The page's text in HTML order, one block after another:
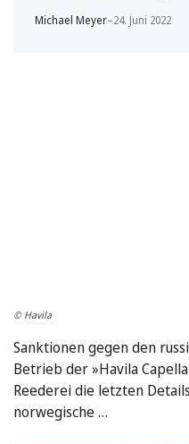
Michael Meyer–24. Juni 2022
© Havila
Sanktionen gegen den
Betrieb der »Havila
Reederei die letzten
norwegische …